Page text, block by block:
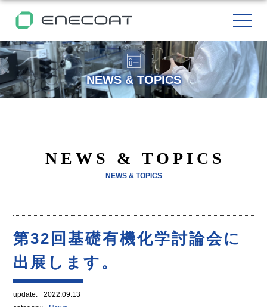
NEWS & TOPICS
NEWS & TOPICS
NEWS & TOPICS
第32回基礎有機化学討論会に
出展します。
update:
2022.09.13